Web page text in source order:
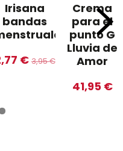
Irisana
bandas
€ 3,95 €
Crema
para el
punto G
Lluvia de
Amor
41,95 €